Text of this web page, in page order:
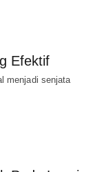
Efektif
menjadi senjata